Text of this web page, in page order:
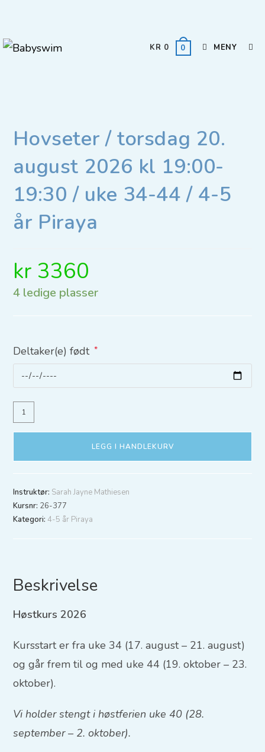
KR 0 0 MENY
Hovseter / torsdag 20.
august 2026 kl 19:00-
19:30 / uke 34-44 / 4-5
år Piraya
kr 3360
4 ledige plasser
Deltaker(e) født *
LEGG I HANDLEKURV
Instruktør: Sarah Jayne Mathiesen
Kursnr: 26-377
Kategori:4-5 år Piraya
Beskrivelse
Høstkurs 2026
Kursstart er fra uke 34 (17. august – 21. august)
og går frem til og med uke 44 (19. oktober – 23.
oktober).
Vi holder stengt i høstferien uke 40 (28.
september – 2. oktober).